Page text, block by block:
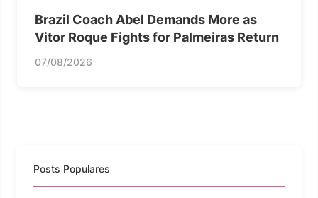
Brazil Coach Abel Demands More as
Vitor Roque Fights for Palmeiras Return
07/08/2026
Posts Populares